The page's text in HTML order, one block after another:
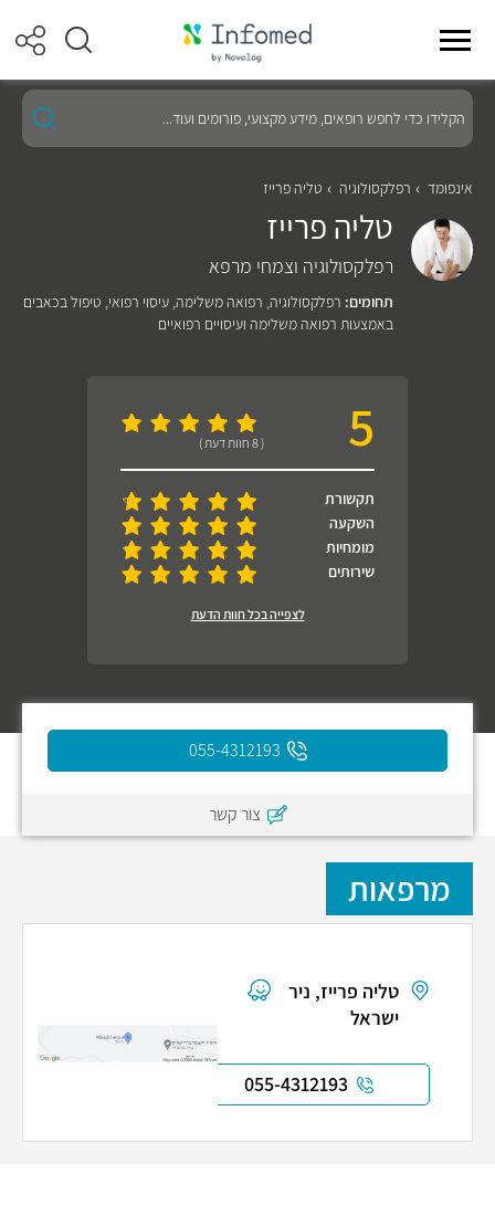
הקלידו
כדי
לחפש
מקצועי,
פורומים
ועוד...
אינפומד רפלקסולוגיה טליה פרייז
טליה פרייז
רפלקסולוגיה וצמחי מרפא
תחומים: רפלקסולוגיה, רפואה משלימה, עיסוי רפואי, טיפול בכאבים
באמצעות רפואה משלימה ועיסויים רפואיים
5 ( 8 חוות דעת )
תקשורת
השקעה
מומחיות
שירותים
לצפייה בכל חוות הדעת
055-4312193
צור קשר
מרפאות
טליה פרייז, ניר
ישראל
055-4312193